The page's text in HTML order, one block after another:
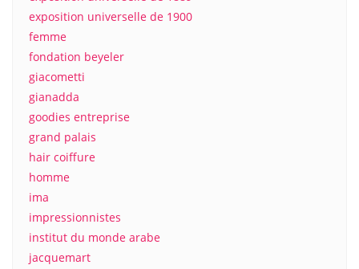
exposition universelle de 1900
femme
fondation beyeler
giacometti
gianadda
goodies entreprise
grand palais
hair coiffure
homme
ima
impressionnistes
institut du monde arabe
jacquemart